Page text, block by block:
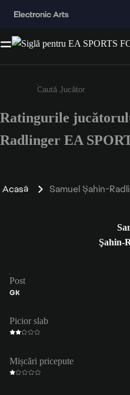
Enter a minimum of
Ratingurile
Radlinger EA
Acasă Samuel Şahin-
Şahin-
Post
GK
Picior slab
Mișcări pricepute